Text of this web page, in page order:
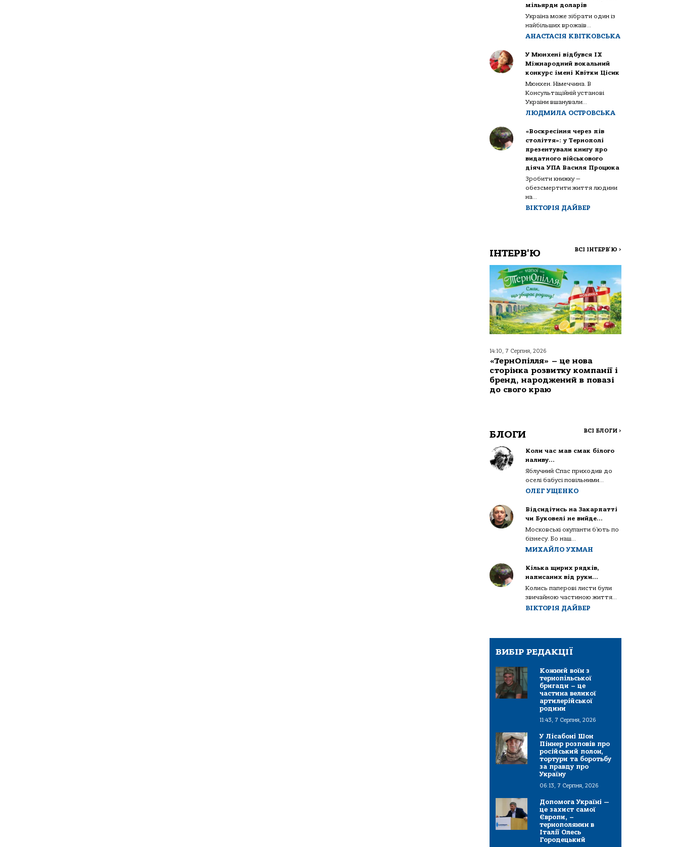
мільярди доларів
Україна може зібрати один із
найбільших врожаїв...
АНАСТАСІЯ КВІТКОВСЬКА
У Мюнхені відбувся IX
Міжнародний вокальний
конкурс імені Квітки Цісик
Мюнхен. Німеччина. В
Консультаційній установі
України вшанували...
ЛЮДМИЛА ОСТРОВСЬКА
«Воскресіння через пів
століття»: у Тернополі
презентували книгу про
видатного військового
діяча УПА Василя Процюка
Зробити книжку —
обезсмертити життя людини
на...
ВІКТОРІЯ ДАЙВЕР
ІНТЕРВ'Ю ВСІ ІНТЕРВ'Ю >
14:10, 7 Серпня, 2026
«ТернОпілля» – це нова
сторінка розвитку компанії і
бренд, народжений в повазі
до свого краю
БЛОГИ ВСІ БЛОГИ >
Коли час мав смак білого
наливу…
Яблучний Спас приходив до
оселі бабусі повільними...
ОЛЕГ УЩЕНКО
Відсидітись на Закарпатті
чи Буковелі не вийде…
Московські окупанти б’ють по
бізнесу. Бо наш...
МИХАЙЛО УХМАН
Кілька щирих рядків,
написаних від руки…
Колись паперові листи були
звичайною частиною життя...
ВІКТОРІЯ ДАЙВЕР
ВИБІР РЕДАКЦІЇ
Кожний воїн з
тернопільської
бригади – це
частина великої
артилерійської
родини
11:43, 7 Серпня, 2026
У Лісабоні Шон
Піннер розповів про
російський полон,
тортури та боротьбу
за правду про
Україну
06:13, 7 Серпня, 2026
Допомога Україні —
це захист самої
Європи, –
тернополянин в
Італії Олесь
Городецький